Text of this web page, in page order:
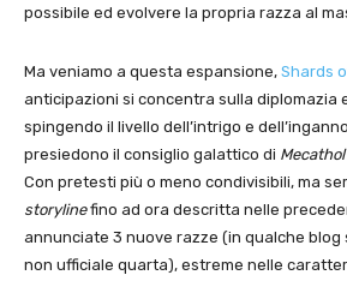
possibile ed evolvere la propria razza al
Ma veniamo a questa espansione, Shards
anticipazioni si concentra sulla diplomazia
spingendo il livello dell’intrigo e
presiedono il consiglio galattico di
Con pretesti più o meno condivisibili, ma
storylinefino ad ora descritta nelle
annunciate 3 nuove razze (in qualche blog
non ufficiale quarta), estreme nelle